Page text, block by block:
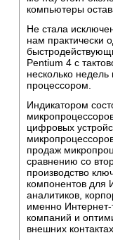
компьютеры
Не стала
нам практически
Pentium 4 с
несколько
процессором.
Индикатором
цифровых
продаж
сравнению со
производство
компонентов для
аналитиков,
именно Интернет-
компаний и
внешних